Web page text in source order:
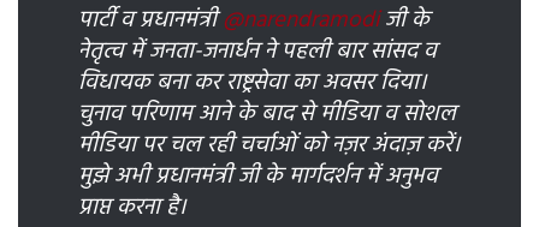
पार्टी व प्रधानमंत्री@narendramodiजी के
नेतृत्व में जनता-जनार्धन ने पहली बार सांसद व
विधायक बना कर राष्ट्रसेवा का अवसर दिया।
चुनाव परिणाम आने के बाद से मीडिया व सोशल
मीडिया पर चल रही चर्चाओं को नज़र अंदाज़ करें।
मुझे अभी प्रधानमंत्री जी के मार्गदर्शन में अनुभव
प्राप्त करना है।